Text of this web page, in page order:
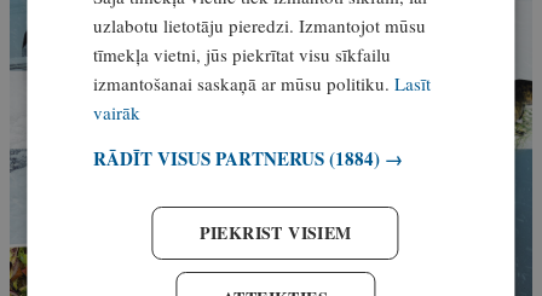
uzlabotu lietotāju pieredzi. Izmantojot mūsu
tīmekļa vietni, jūs piekrītat visu sīkfailu
izmantošanai saskaņā ar mūsu politiku.Lasīt
vairāk
RĀDĪT VISUS PARTNERUS(1884) →
PIEKRIST VISIEM